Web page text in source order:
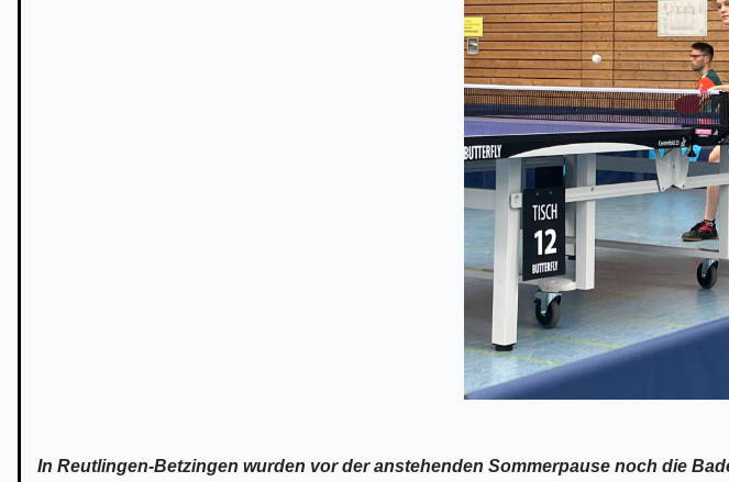
In Reutlingen-Betzingen wurden vor der anstehenden Sommerpause noch die